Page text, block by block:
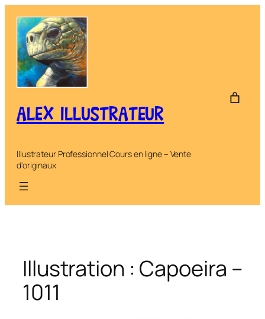
contenu
ALEX ILLUSTRATEUR
Illustrateur Professionnel Cours en ligne – Vente
d'originaux
Illustration : Capoeira –
1011